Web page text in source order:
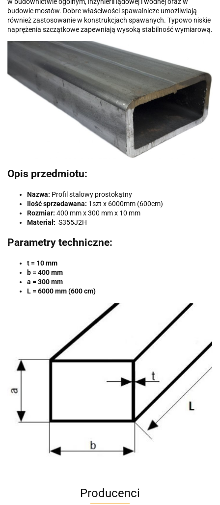
budowie mostów. Dobre właściwości spawalnicze umożliwiają
również zastosowanie w konstrukcjach spawanych. Typowo niskie
naprężenia szczątkowe zapewniają wysoką stabilność wymiarową.
Opis przedmiotu:
Nazwa: Profil stalowy prostokątny
Ilość sprzedawana: 1szt x 6000mm (600cm)
Rozmiar: 400 mm x 300 mm x 10 mm
Materiał: S355J2H
Parametry techniczne:
t = 10 mm
b = 400 mm
a = 300 mm
L = 6000 mm (600 cm)
Producenci